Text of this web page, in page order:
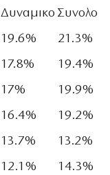
Δυναμικο Συνολο
19.6%
21.3%
17.8%
19.4%
17%
19.9%
16.4%
19.2%
13.7%
13.2%
12.1%
14.3%